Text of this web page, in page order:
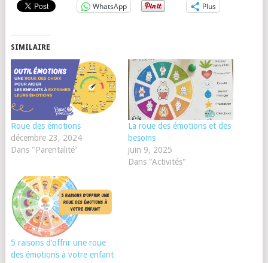
WhatsApp Plus
SIMILAIRE
Roue des émotions
décembre 23, 2024
Dans "Parentalité"
La roue des émotions et des
besoins
juin 9, 2025
Dans "Activités"
5 raisons d’offrir une roue
des émotions à votre enfant